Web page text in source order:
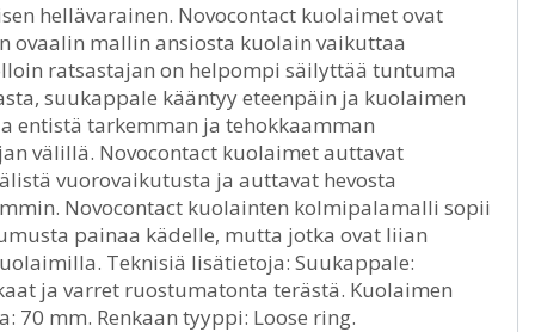
hellävarainen. Novocontact kuolaimet ovat
mallin ansiosta kuolain vaikuttaa
ratsastajan on helpompi säilyttää tuntuma
suukappale kääntyy eteenpäin ja kuolaimen
entistä tarkemman ja tehokkaamman
välillä. Novocontact kuolaimet auttavat
vuorovaikutusta ja auttavat hevosta
Novocontact kuolainten kolmipalamalli sopii
painaa kädelle, mutta jotka ovat liian
Teknisiä lisätietoja: Suukappale:
ja varret ruostumatonta terästä. Kuolaimen
70 mm. Renkaan tyyppi: Loose ring.